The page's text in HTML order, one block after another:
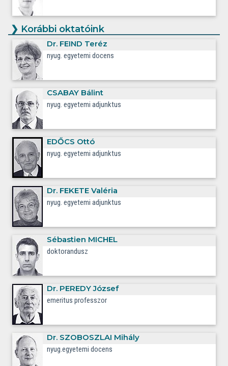
❯ Korábbi oktatóink
Dr. FEIND Teréz
nyug. egyetemi docens
CSABAY Bálint
nyug. egyetemi adjunktus
EDŐCS Ottó
nyug. egyetemi adjunktus
Dr. FEKETE Valéria
nyug. egyetemi adjunktus
Sébastien MICHEL
doktorandusz
Dr. PEREDYJózsef
emeritus professzor
Dr. SZOBOSZLAI Mihály
nyug.egyetemi docens